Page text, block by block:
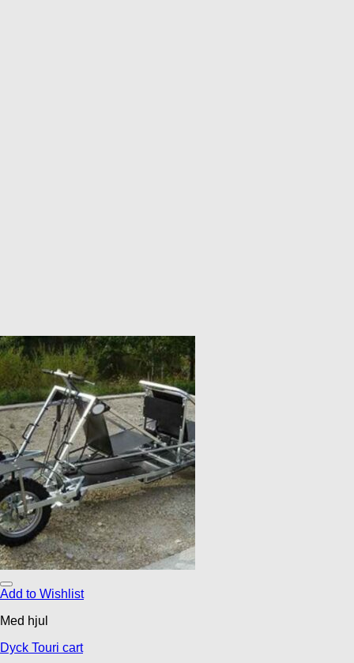
Add to Wishlist
Med hjul
Dyck Touri cart